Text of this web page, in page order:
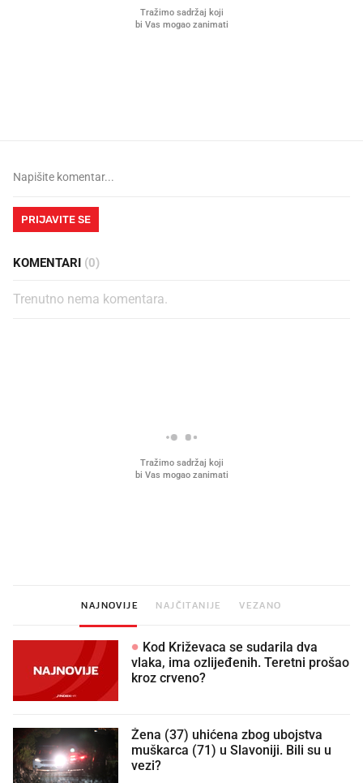
PRIJAVITE SE
KOMENTARI (0)
Trenutno nema komentara.
NAJNOVIJE NAJČITANIJE VEZANO
Kod Križevaca se sudarila dva
vlaka, ima ozlijeđenih. Teretni prošao
kroz crveno?
Žena (37) uhićena zbog ubojstva
muškarca (71) u Slavoniji. Bili su u
vezi?